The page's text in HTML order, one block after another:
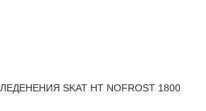
SKAT HT NOFROST 1800